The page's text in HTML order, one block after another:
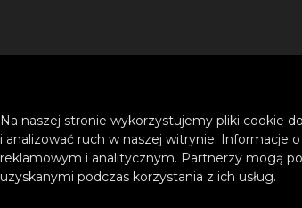
Na naszej stronie wykorzystujemy pliki cookie
i analizować ruch w naszej witrynie. Informacje
reklamowym i analitycznym. Partnerzy mogą
uzyskanymi podczas korzystania z ich usług.